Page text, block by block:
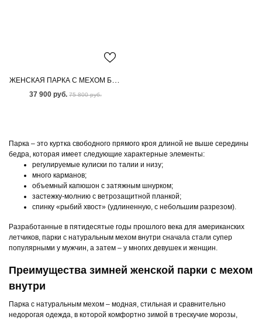
ЖЕНСКАЯ ПАРКА С МЕХОМ БЕНГАЛЬСКОЙ ЛИСЫ
37 900 руб. 75 800 руб.
Парка – это куртка свободного прямого кроя длиной не выше середины
бедра, которая имеет следующие характерные элементы:
регулируемые кулиски по талии и низу;
много карманов;
объемный капюшон с затяжным шнурком;
застежку-молнию с ветрозащитной планкой;
спинку «рыбий хвост» (удлиненную, с небольшим разрезом).
Разработанные в пятидесятые годы прошлого века для американских
летчиков, парки с натуральным мехом внутри сначала стали супер
популярными у мужчин, а затем – у многих девушек и женщин.
Преимущества зимней женской парки с мехом
внутри
Парка с натуральным мехом – модная, стильная и сравнительно
недорогая одежда, в которой комфортно зимой в трескучие морозы,